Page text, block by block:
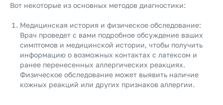
Вот некоторые из основных методов диагностики:
Медицинская история и физическое обследование:
Врач проведет с вами подробное обсуждение ваших
симптомов и медицинской истории, чтобы получить
информацию о возможных контактах с латексом и
ранее перенесенных аллергических реакциях.
Физическое обследование может выявить наличие
кожных реакций или других признаков аллергии.